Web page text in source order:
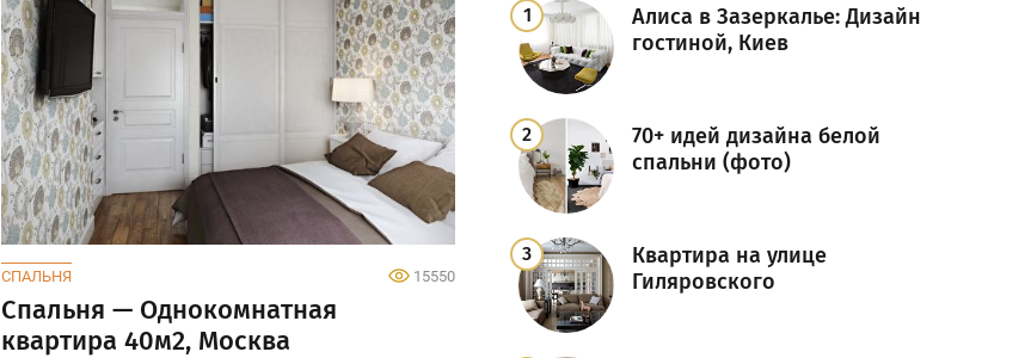
Алиса в Зазеркалье: Дизайн
гостиной, Киев
70+ идей дизайна белой
спальни (фото)
Квартира на улице
Гиляровского
СПАЛЬНЯ 15550
Спальня — Однокомнатная
квартира 40м2, Москва